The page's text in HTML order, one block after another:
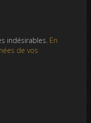
indésirables. En
de vos